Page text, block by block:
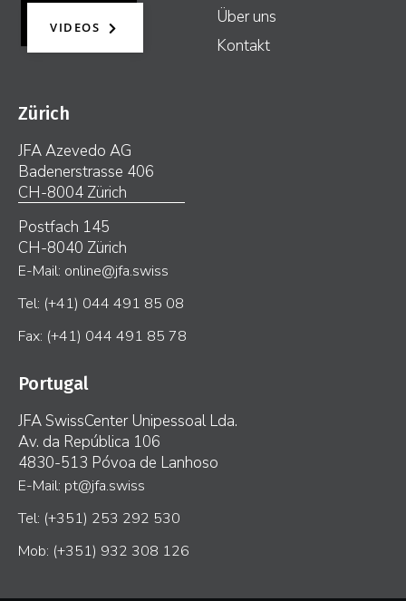
VIDEOS
Über uns
Kontakt
Zürich
JFA Azevedo AG
Badenerstrasse 406
CH-8004 Zürich
Postfach 145
CH-8040 Zürich
E-Mail: online@jfa.swiss
Tel: (+41) 044 491 85 08
Fax: (+41) 044 491 85 78
Portugal
JFA SwissCenter Unipessoal Lda.
Av. da República 106
4830-513 Póvoa de Lanhoso
E-Mail: pt@jfa.swiss
Tel: (+351) 253 292 530
Mob: (+351) 932 308 126